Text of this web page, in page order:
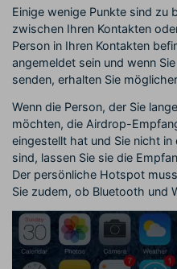
Einige wenige Punkte sind zu
zwischen Ihren Kontakten
Person in Ihren Kontakten
angemeldet sein und wenn
senden, erhalten Sie
Wenn die Person, der Sie
möchten, die Airdrop-
eingestellt hat und Sie nicht
sind, lassen Sie sie die
Der persönliche Hotspot
Sie zudem, ob Bluetooth und